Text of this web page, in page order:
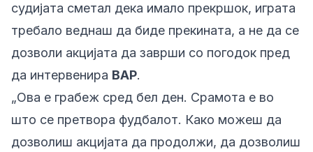
судијата сметал дека имало прекршок, играта
требало веднаш да биде прекината, а не да се
дозволи акцијата да заврши со погодок пред
да интервенира ВАР.
„Ова е грабеж сред бел ден. Срамота е во
што се претвора фудбалот. Како можеш да
дозволиш акцијата да продолжи, да дозволиш